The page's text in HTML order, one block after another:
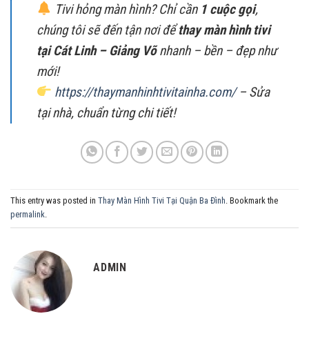
Tivi hỏng màn hình? Chỉ cần 1 cuộc gọi,
chúng tôi sẽ đến tận nơi đểthay màn hình tivi
tại Cát Linh – Giảng Võnhanh – bền – đẹp như
mới!
https://thaymanhinhtivitainha.com/– Sửa
tại nhà, chuẩn từng chi tiết!
This entry was posted in Thay Màn Hình Tivi Tại Quận Ba Đình. Bookmark the
permalink.
ADMIN